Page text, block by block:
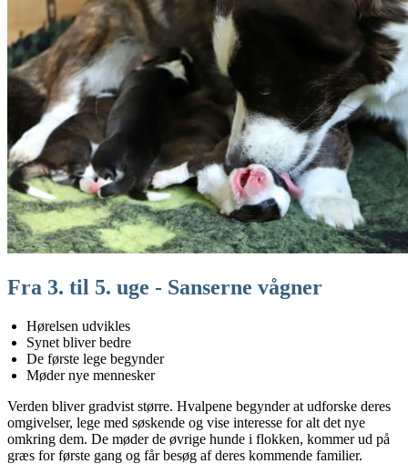
Fra 3. til 5. uge - Sanserne vågner
Hørelsen udvikles
Synet bliver bedre
De første lege begynder
Møder nye mennesker
Verden bliver gradvist større. Hvalpene begynder at udforske deres
omgivelser, lege med søskende og vise interesse for alt det nye
omkring dem. De møder de øvrige hunde i flokken, kommer ud på
græs for første gang og får besøg af deres kommende familier.